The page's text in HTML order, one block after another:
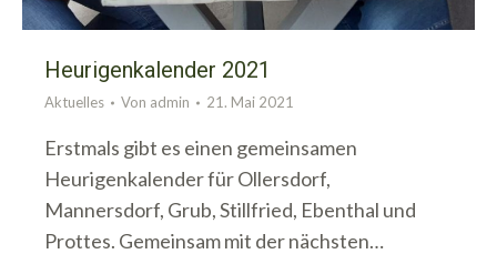
Heurigenkalender 2021
Aktuelles Von admin 21. Mai 2021
Erstmals gibt es einen gemeinsamen
Heurigenkalender für Ollersdorf,
Mannersdorf, Grub, Stillfried, Ebenthal und
Prottes. Gemeinsam mit der nächsten…